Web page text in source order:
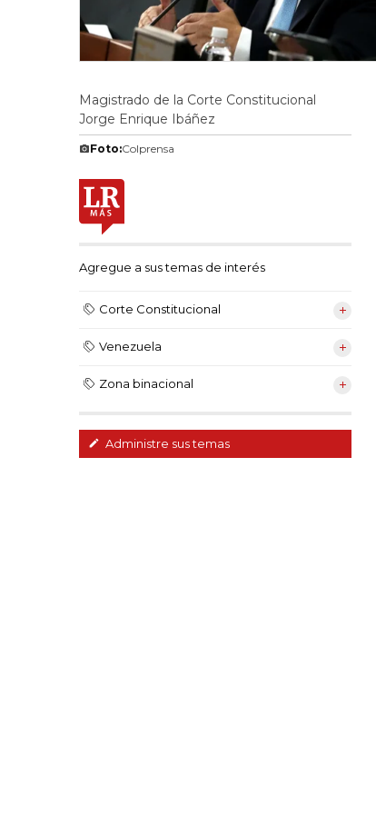
Magistrado de la Corte Constitucional
Jorge Enrique Ibáñez
Foto:Colprensa
Agregue a sus temas de interés
Corte Constitucional
Venezuela
Zona binacional
Administre sus temas